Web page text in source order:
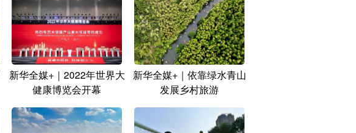
新华全媒+｜2022年世界大
健康博览会开幕
新华全媒+｜依靠绿水青山
发展乡村旅游